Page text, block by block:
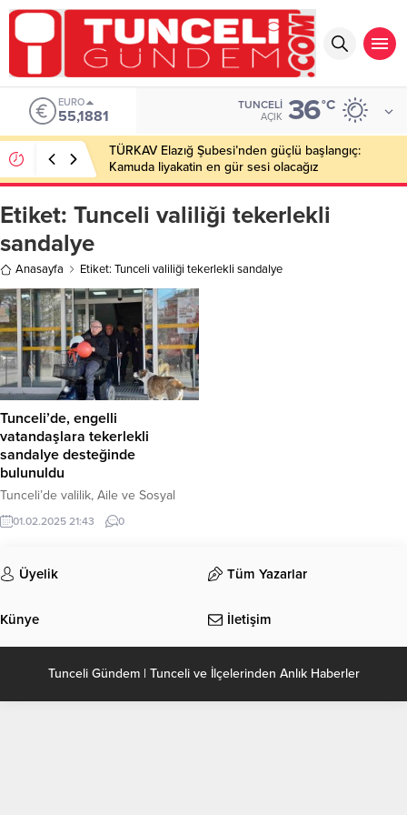
EURO
55,1881
TUNCELI
AÇIK 36°C
TÜRKAV Elazığ Şubesi’nden güçlü başlangıç:
Kamuda liyakatin en gür sesi olacağız
Etiket: Tunceli valiliği tekerlekli
sandalye
Anasayfa Etiket: Tunceli valiliği tekerlekli sandalye
Tunceli’de, engelli
vatandaşlara tekerlekli
sandalye desteğinde
bulunuldu
Tunceli’de valilik, Aile ve Sosyal
Hizmetler İl Müdürlüğü, Tunceli
Bedensel Engellileri Destekleme
bireylere 7’si akülü, 6’sı manuel
olmak üzere 13 tekerlekli sandalye
gerçekleştirildi. Tunceli Aile ve
Okan Yenidünya, Emniyet Müdürü
01.02.2025 21:43 0
Üyelik Tüm Yazarlar
Künye İletişim
Tunceli Gündem | Tunceli ve İlçelerinden Anlık Haberler